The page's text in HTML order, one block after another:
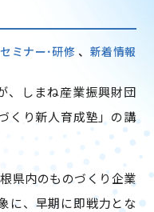
セミナー･研修 新着情報
、しまね産業振興財団
くり新人育成塾」の講
県内のものづくり企業
に、早期に即戦力とな